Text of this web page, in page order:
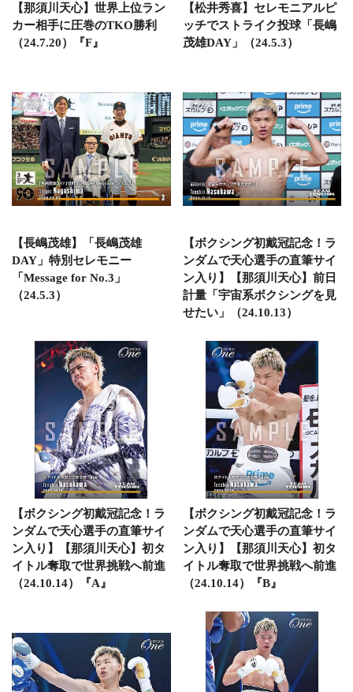
【那須川天心】世界上位ラン
カー相手に圧巻のTKO勝利
（24.7.20）『F』
【松井秀喜】セレモニアルピ
ッチでストライク投球「長嶋
茂雄DAY」（24.5.3）
【長嶋茂雄】「長嶋茂雄
DAY」特別セレモニー
「Message for No.3」
（24.5.3）
【ボクシング初戴冠記念！ラ
ンダムで天心選手の直筆サイ
ン入り】【那須川天心】前日
計量「宇宙系ボクシングを見
せたい」（24.10.13）
【ボクシング初戴冠記念！ラ
ンダムで天心選手の直筆サイ
ン入り】【那須川天心】初タ
イトル奪取で世界挑戦へ前進
（24.10.14）『A』
【ボクシング初戴冠記念！ラ
ンダムで天心選手の直筆サイ
ン入り】【那須川天心】初タ
イトル奪取で世界挑戦へ前進
（24.10.14）『B』